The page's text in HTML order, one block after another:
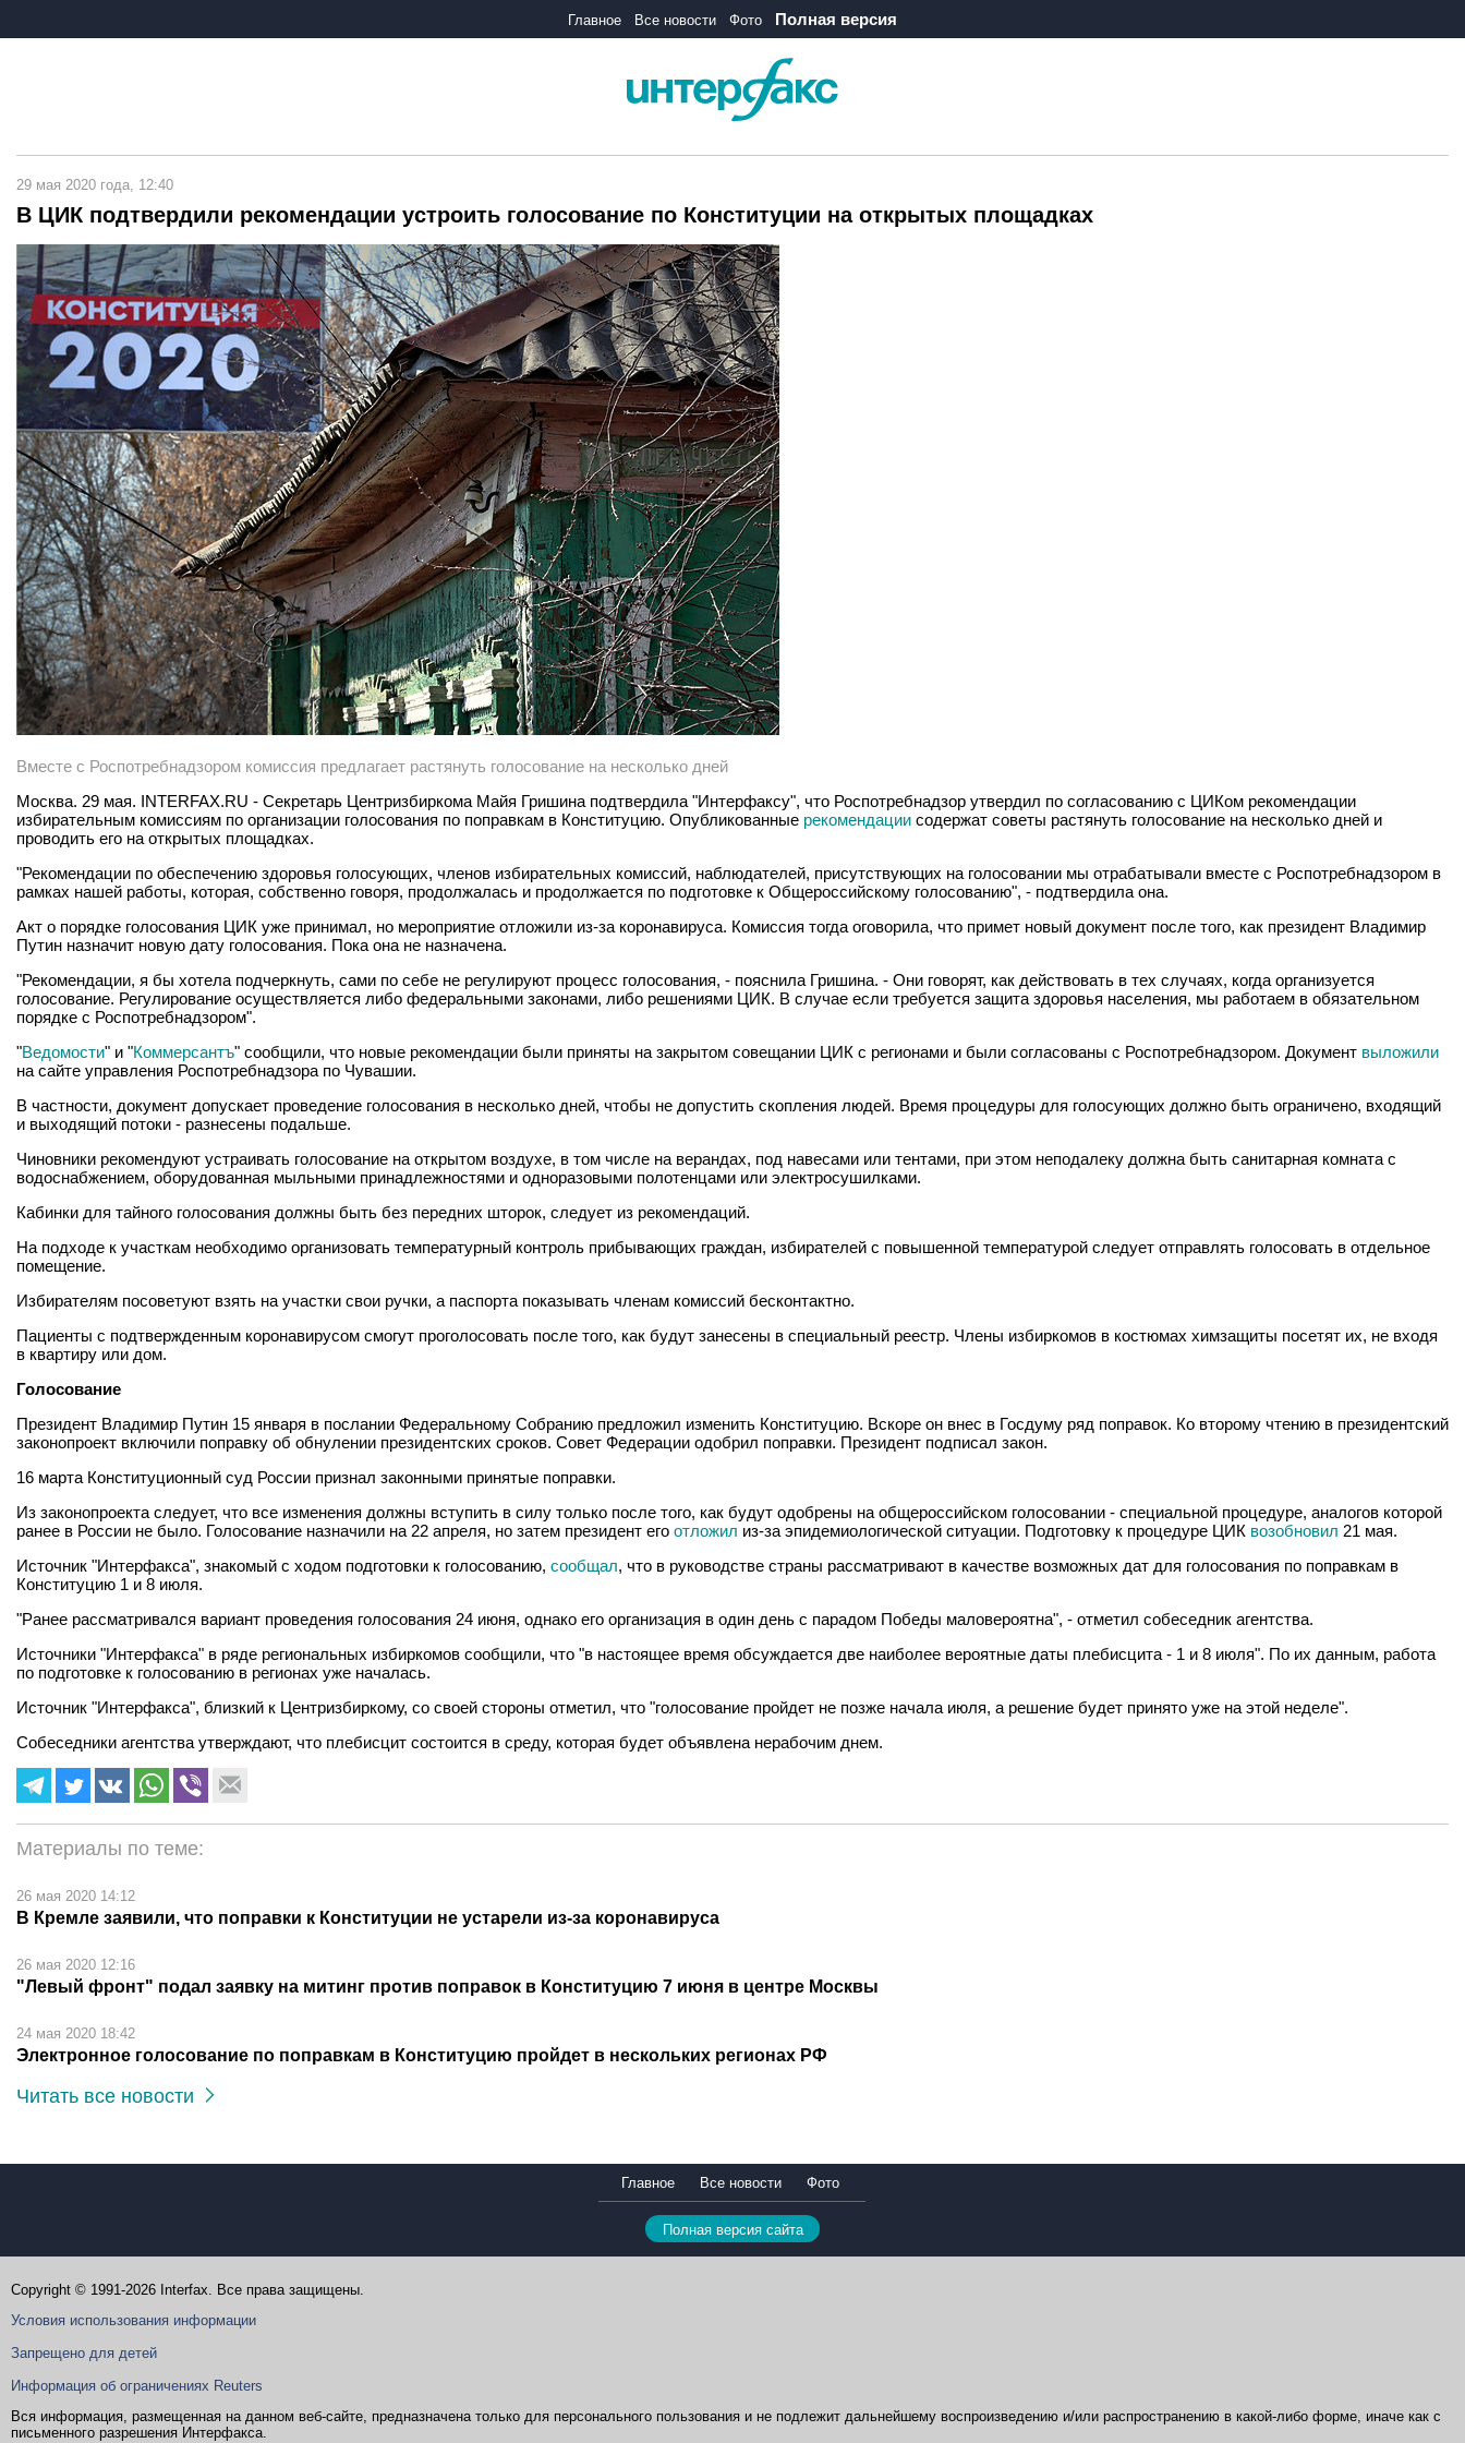
Главное Все новости Фото Полная версия
29 мая 2020 года, 12:40
В ЦИК подтвердили рекомендации устроить голосование по Конституции на открытых площадках
Вместе с Роспотребнадзором комиссия предлагает растянуть голосование на несколько дней
Москва. 29 мая. INTERFAX.RU - Секретарь Центризбиркома Майя Гришина подтвердила "Интерфаксу", что Роспотребнадзор утвердил по согласованию с ЦИКом рекомендации
избирательным комиссиям по организации голосования по поправкам в Конституцию. Опубликованные рекомендации содержат советы растянуть голосование на несколько дней и
проводить его на открытых площадках.
"Рекомендации по обеспечению здоровья голосующих, членов избирательных комиссий, наблюдателей, присутствующих на голосовании мы отрабатывали вместе с Роспотребнадзором в
рамках нашей работы, которая, собственно говоря, продолжалась и продолжается по подготовке к Общероссийскому голосованию", - подтвердила она.
Акт о порядке голосования ЦИК уже принимал, но мероприятие отложили из-за коронавируса. Комиссия тогда оговорила, что примет новый документ после того, как президент Владимир
Путин назначит новую дату голосования. Пока она не назначена.
"Рекомендации, я бы хотела подчеркнуть, сами по себе не регулируют процесс голосования, - пояснила Гришина. - Они говорят, как действовать в тех случаях, когда организуется
голосование. Регулирование осуществляется либо федеральными законами, либо решениями ЦИК. В случае если требуется защита здоровья населения, мы работаем в обязательном
порядке с Роспотребнадзором".
"Ведомости" и "Коммерсантъ" сообщили, что новые рекомендации были приняты на закрытом совещании ЦИК с регионами и были согласованы с Роспотребнадзором. Документ выложили
на сайте управления Роспотребнадзора по Чувашии.
В частности, документ допускает проведение голосования в несколько дней, чтобы не допустить скопления людей. Время процедуры для голосующих должно быть ограничено, входящий
и выходящий потоки - разнесены подальше.
Чиновники рекомендуют устраивать голосование на открытом воздухе, в том числе на верандах, под навесами или тентами, при этом неподалеку должна быть санитарная комната с
водоснабжением, оборудованная мыльными принадлежностями и одноразовыми полотенцами или электросушилками.
Кабинки для тайного голосования должны быть без передних шторок, следует из рекомендаций.
На подходе к участкам необходимо организовать температурный контроль прибывающих граждан, избирателей с повышенной температурой следует отправлять голосовать в отдельное
помещение.
Избирателям посоветуют взять на участки свои ручки, а паспорта показывать членам комиссий бесконтактно.
Пациенты с подтвержденным коронавирусом смогут проголосовать после того, как будут занесены в специальный реестр. Члены избиркомов в костюмах химзащиты посетят их, не входя
в квартиру или дом.
Голосование
Президент Владимир Путин 15 января в послании Федеральному Собранию предложил изменить Конституцию. Вскоре он внес в Госдуму ряд поправок. Ко второму чтению в президентский
законопроект включили поправку об обнулении президентских сроков. Совет Федерации одобрил поправки. Президент подписал закон.
16 марта Конституционный суд России признал законными принятые поправки.
Из законопроекта следует, что все изменения должны вступить в силу только после того, как будут одобрены на общероссийском голосовании - специальной процедуре, аналогов которой
ранее в России не было. Голосование назначили на 22 апреля, но затем президент его отложил из-за эпидемиологической ситуации. Подготовку к процедуре ЦИК возобновил 21 мая.
Источник "Интерфакса", знакомый с ходом подготовки к голосованию, сообщал, что в руководстве страны рассматривают в качестве возможных дат для голосования по поправкам в
Конституцию 1 и 8 июля.
"Ранее рассматривался вариант проведения голосования 24 июня, однако его организация в один день с парадом Победы маловероятна", - отметил собеседник агентства.
Источники "Интерфакса" в ряде региональных избиркомов сообщили, что "в настоящее время обсуждается две наиболее вероятные даты плебисцита - 1 и 8 июля". По их данным, работа
по подготовке к голосованию в регионах уже началась.
Источник "Интерфакса", близкий к Центризбиркому, со своей стороны отметил, что "голосование пройдет не позже начала июля, а решение будет принято уже на этой неделе".
Собеседники агентства утверждают, что плебисцит состоится в среду, которая будет объявлена нерабочим днем.
Материалы по теме:
26 мая 2020 14:12
В Кремле заявили, что поправки к Конституции не устарели из-за коронавируса
26 мая 2020 12:16
"Левый фронт" подал заявку на митинг против поправок в Конституцию 7 июня в центре Москвы
24 мая 2020 18:42
Электронное голосование по поправкам в Конституцию пройдет в нескольких регионах РФ
Читать все новости
Главное Все новости Фото
Полная версия сайта
Copyright © 1991-2026 Interfax. Все права защищены.
Условия использования информации
Запрещено для детей
Информация об ограничениях Reuters
Вся информация, размещенная на данном веб-сайте, предназначена только для персонального пользования и не подлежит дальнейшему воспроизведению и/или распространению в какой-либо форме, иначе как с
письменного разрешения Интерфакса.